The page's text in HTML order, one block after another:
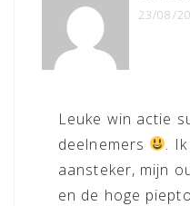
23/08/
Leuke win actie
deelnemers
.
aansteker, mijn
en de hoge